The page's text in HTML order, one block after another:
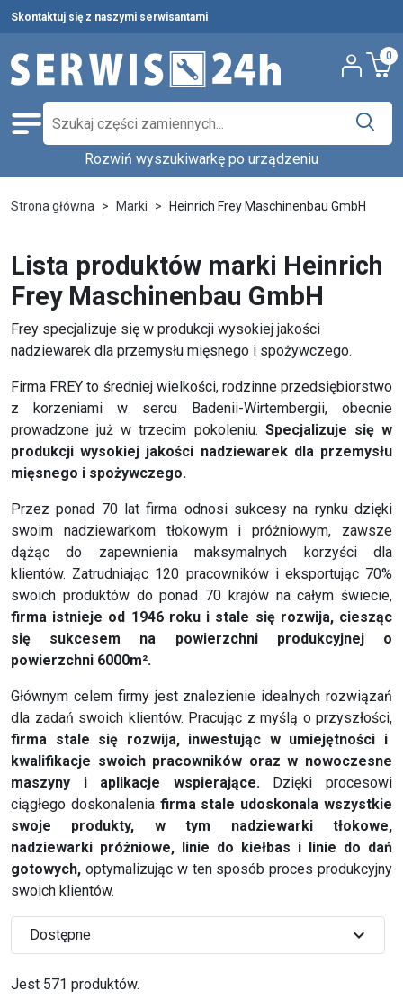
Skontaktuj się z naszymi serwisantami
0
Części zamienne
Pełna oferta
Nowości
Ostatnie sztuki
Serwis urządzeń
Wynajem urządzeń
Zgłoś naprawę
Status naprawy
Ostrzenie narzędzi
technologiczne
Producenci
Najpopularniejsi
Dowiedz się więcej
Aktualności i porady
Płatności i dostawa
O nas
Regulamin
Polityka prywatności
i cookies
Skontaktuj się z nami
aby znaleźć części w katalogu.
Accles & Shelvoke Wybierz rodzaj urządzenia...
Wybierz model... Wyszukaj
Rozwiń wyszukiwarkę po urządzeniu
Strona główna Marki Heinrich Frey Maschinenbau GmbH
Lista produktów marki Heinrich
Frey Maschinenbau GmbH
Frey specjalizuje się w produkcji wysokiej jakości
nadziewarek dla przemysłu mięsnego i spożywczego.
Firma FREY to średniej wielkości, rodzinne przedsiębiorstwo
z korzeniami w sercu Badenii-Wirtembergii, obecnie
prowadzone już w trzecim pokoleniu. Specjalizuje się w
produkcji wysokiej jakości nadziewarek dla przemysłu
mięsnego i spożywczego.
Przez ponad 70 lat firma odnosi sukcesy na rynku dzięki
swoim nadziewarkom tłokowym i próżniowym, zawsze
dążąc do zapewnienia maksymalnych korzyści dla
klientów. Zatrudniając 120 pracowników i eksportując 70%
swoich produktów do ponad 70 krajów na całym świecie,
firma istnieje od 1946 roku i stale się rozwija, ciesząc
się sukcesem na powierzchni produkcyjnej o
powierzchni 6000m².
Głównym celem firmy jest znalezienie idealnych rozwiązań
dla zadań swoich klientów. Pracując z myślą o przyszłości,
firma stale się rozwija, inwestując w umiejętności i
kwalifikacje swoich pracowników oraz w nowoczesne
maszyny i aplikacje wspierające.Dzięki procesowi
ciągłego doskonaleniafirma stale udoskonala wszystkie
swoje produkty, w tym nadziewarki tłokowe,
nadziewarki próżniowe, linie do kiełbas i linie do dań
gotowych, optymalizując w ten sposób proces produkcyjny
swoich klientów.
Jest 571 produktów.
Dostępne expand_more